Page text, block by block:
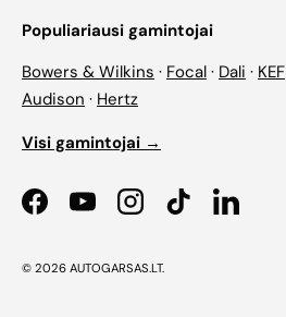
Populiariausi gamintojai
Bowers & Wilkins · Focal · Dali · KEF
Audison · Hertz
Visi gamintojai →
FacebookYouTubeInstagramTikTokLinkedIn
© 2026 AUTOGARSAS.LT.